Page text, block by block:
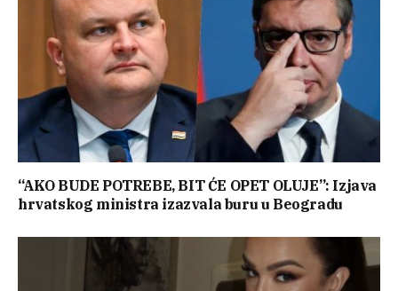
“AKO BUDE POTREBE, BIT ĆE OPET OLUJE”: Izjava
hrvatskog ministra izazvala buru u Beogradu